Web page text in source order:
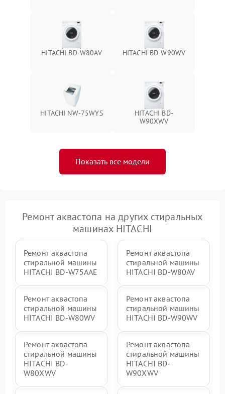
HITACHI BD-W80AV HITACHI BD-W90WV
HITACHI NW-75WYS
HITACHI BD-
W90XWV
Показать все модели
Ремонт аквастопа на других стиральных
машинах HITACHI
Ремонт аквастопа
стиральной машины
HITACHI BD-W75AAE
Ремонт аквастопа
стиральной машины
HITACHI BD-W80AV
Ремонт аквастопа
стиральной машины
HITACHI BD-W80WV
Ремонт аквастопа
стиральной машины
HITACHI BD-W90WV
Ремонт аквастопа
стиральной машины
HITACHI BD-
W80XWV
Ремонт аквастопа
стиральной машины
HITACHI BD-
W90XWV